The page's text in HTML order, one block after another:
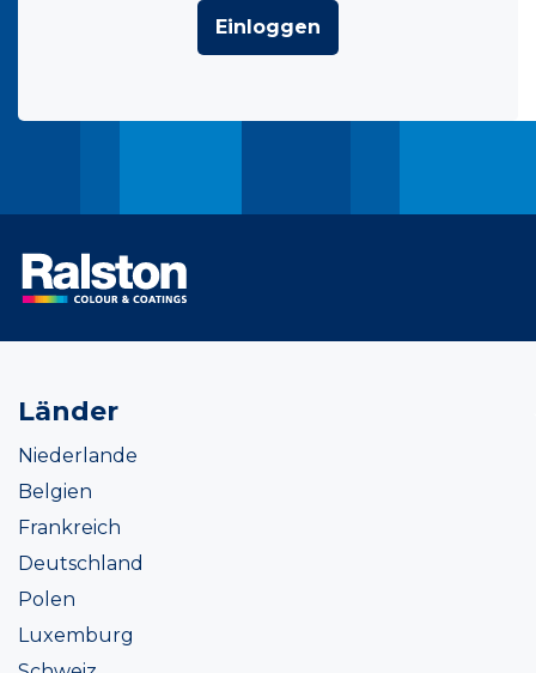
Einloggen
Länder
Niederlande
Belgien
Frankreich
Deutschland
Polen
Luxemburg